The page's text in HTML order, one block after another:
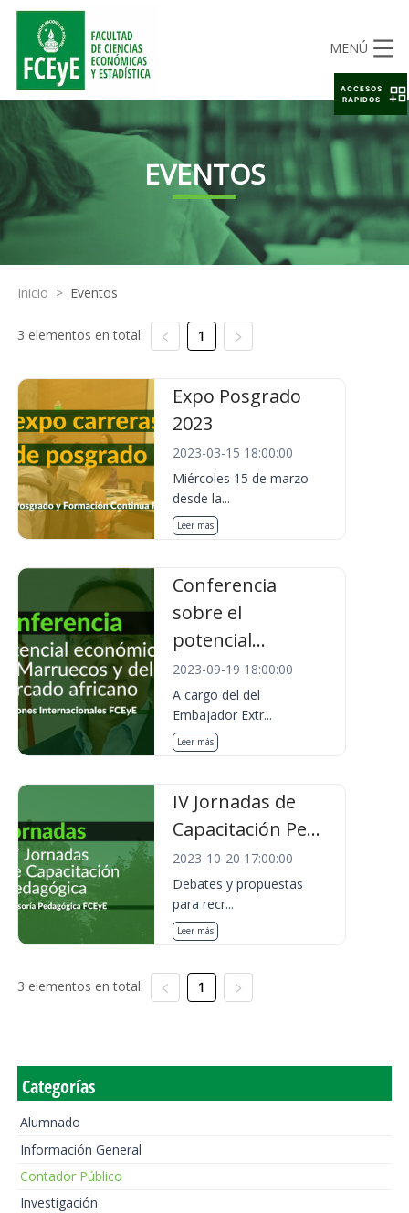
MENÚ
EVENTOS
Inicio > Eventos
3 elementos en total: 1
Expo Posgrado
2023
2023-03-15 18:00:00
Miércoles 15 de marzo
desde la...
Leer más
Conferencia
sobre el
potencial...
2023-09-19 18:00:00
A cargo del del
Embajador Extr...
Leer más
IV Jornadas de
Capacitación Pe...
2023-10-20 17:00:00
Debates y propuestas
para recr...
Leer más
3 elementos en total: 1
Categorías
Alumnado
Información General
Contador Público
Investigación
ACCESOS
RAPIDOS